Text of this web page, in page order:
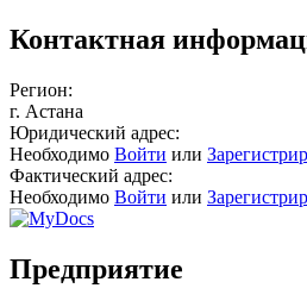
Контактная
Регион:
г. Астана
Юридический адрес:
Необходимо Войти или
Фактический адрес:
Необходимо Войти или
Предприятие